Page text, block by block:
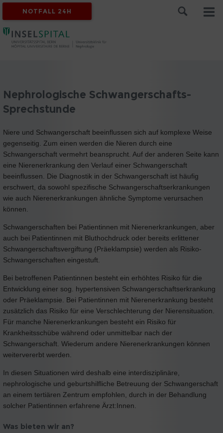
NOTFALL 24H
Nephrologische Schwangerschafts-
Sprechstunde
Niere und Schwangerschaft beeinflussen sich auf komplexe Weise
gegenseitig. Zum einen werden die Nieren durch eine
Schwangerschaft vermehrt beansprucht. Auf der anderen Seite kann
eine Nierenerkrankung den Verlauf einer Schwangerschaft
beeinflussen. Die Diagnostik in der Schwangerschaft ist häufig
erschwert, da sowohl spezifische Schwangerschaftserkrankungen
wie auch Nierenerkrankungen ähnliche Symptome verursachen
können.
Schwangerschaften bei Patientinnen mit Nierenerkrankungen, aber
auch bei Patientinnen mit Bluthochdruck oder bereits erlittener
Schwangerschaftsvergiftung (Präeklampsie) werden als Risiko-
Schwangerschaften eingestuft.
Bei betroffenen Patientinnen besteht ein erhöhtes Risiko für die
Entwicklung einer sog. hypertensiven Schwangerschaftserkrankung
oder Präeklampsie. Bei Patientinnen mit Nierenerkrankung besteht
zusätzlich das Risiko für eine Verschlechterung der Nierensituation.
Für manche Nierenerkrankungen besteht ein Risiko für
Krankheitsschübe während oder unmittelbar nach der
Schwangerschaft. Wiederum andere Nierenerkrankungen können
weitervererbt werden.
In diesen Situationen wird deshalb eine interdisziplinäre,
nephrologische und geburtshilfliche Betreuung der Schwangerschaft
an einem tertiären Zentrum empfohlen, durch in der Behandlung
solcher Patientinnen erfahrene Ärzt:Innen.
Was bieten wir an?